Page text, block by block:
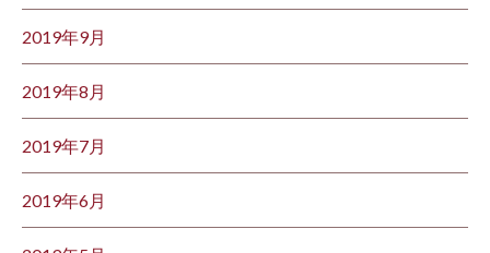
2019年9月
2019年8月
2019年7月
2019年6月